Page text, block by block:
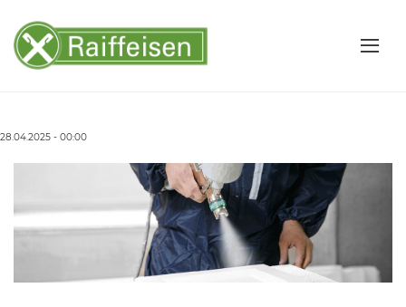
28.04.2025 - 00:00